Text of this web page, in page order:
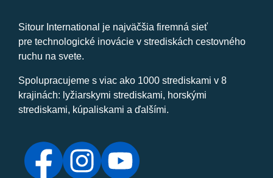
Sitour International je najväčšia firemná sieť
pre technologické inovácie v strediskách cestovného
ruchu na svete.
Spolupracujeme s viac ako 1000 strediskami v 8
krajinách: lyžiarskymi strediskami, horskými
strediskami, kúpaliskami a ďalšími.